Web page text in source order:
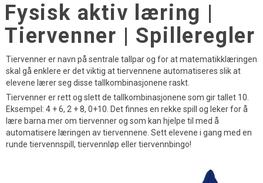
Fysisk aktiv læring |
Tiervenner | Spilleregler
Tiervenner er navn på sentrale tallpar og for at matematikklæringen
skal gå enklere er det viktig at tiervennene automatiseres slik at
elevene lærer seg disse tallkombinasjonene raskt.
Tiervenner er rett og slett de tallkombinasjonene som gir tallet 10.
Eksempel: 4 + 6, 2 + 8, 0+10. Det finnes en rekke spill og leker for å
lære barna mer om tiervenner og som kan hjelpe til med å
automatisere læringen av tiervennene. Sett elevene i gang med en
runde tiervennspill, tiervennløp eller tiervennbingo!